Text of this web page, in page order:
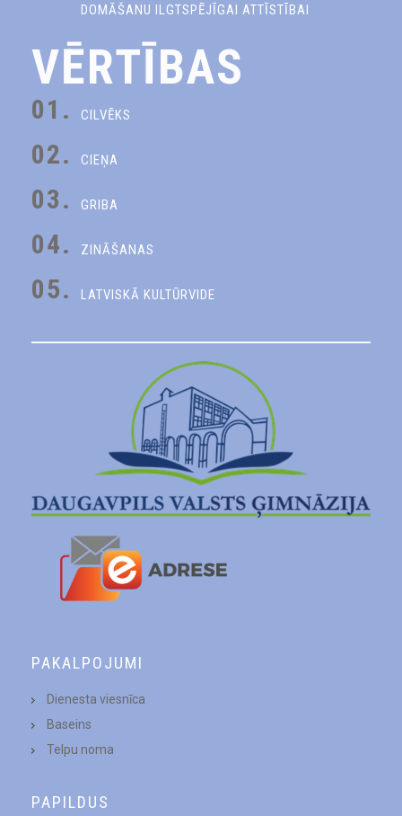
DOMĀŠANU ILGTSPĒJĪGAI ATTĪSTĪBAI
VĒRTĪBAS
01. CILVĒKS
02. CIEŅA
03. GRIBA
04. ZINĀŠANAS
05. LATVISKĀ KULTŪRVIDE
PAKALPOJUMI
Dienesta viesnīca
Baseins
Telpu noma
PAPILDUS